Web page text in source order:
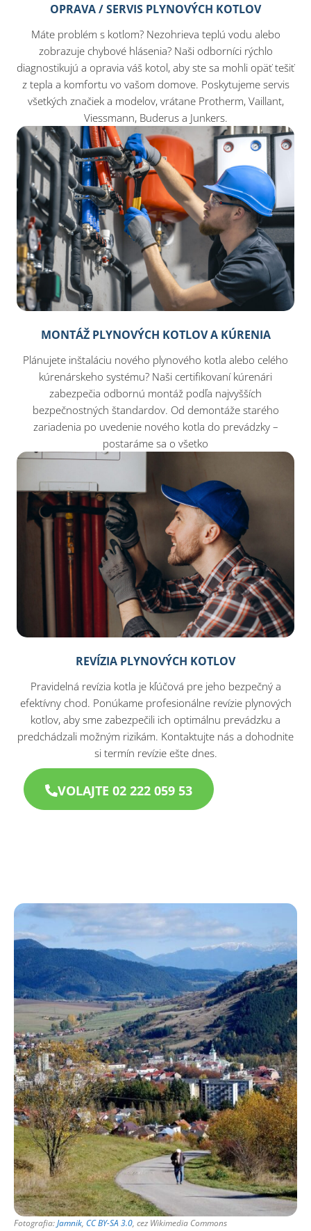
OPRAVA / SERVIS PLYNOVÝCH KOTLOV
Máte problém s kotlom? Nezohrieva teplú vodu alebo
zobrazuje chybové hlásenia? Naši odborníci rýchlo
diagnostikujú a opravia váš kotol, aby ste sa mohli opäť tešiť
z tepla a komfortu vo vašom domove. Poskytujeme servis
všetkých značiek a modelov, vrátane Protherm, Vaillant,
Viessmann, Buderus a Junkers.​
MONTÁŽ PLYNOVÝCH KOTLOV A KÚRENIA
Plánujete inštaláciu nového plynového kotla alebo celého
kúrenárskeho systému? Naši certifikovaní kúrenári
zabezpečia odbornú montáž podľa najvyšších
bezpečnostných štandardov. Od demontáže starého
zariadenia po uvedenie nového kotla do prevádzky –
postaráme sa o všetko
REVÍZIA PLYNOVÝCH KOTLOV
Pravidelná revízia kotla je kľúčová pre jeho bezpečný a
efektívny chod. Ponúkame profesionálne revízie plynových
kotlov, aby sme zabezpečili ich optimálnu prevádzku a
predchádzali možným rizikám. Kontaktujte nás a dohodnite
si termín revízie ešte dnes.
VOLAJTE 02 222 059 53
Fotografia:Jamnik, CC BY-SA 3.0, cez Wikimedia Commons